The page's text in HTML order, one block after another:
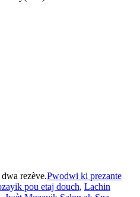
rezève.Pwodwi ki prezante
pou etaj douch, Lachin